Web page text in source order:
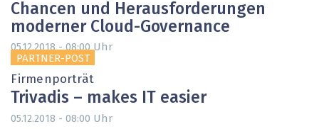
Chancen und Herausforderungen
moderner Cloud-Governance
05.12.2018 - 08:00Uhr
PARTNER-POST
Firmenporträt
Trivadis – makes IT easier
05.12.2018 - 08:00 Uhr